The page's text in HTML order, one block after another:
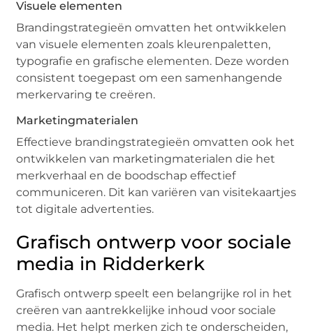
Visuele elementen
Brandingstrategieën omvatten het ontwikkelen
van visuele elementen zoals kleurenpaletten,
typografie en grafische elementen. Deze worden
consistent toegepast om een samenhangende
merkervaring te creëren.
Marketingmaterialen
Effectieve brandingstrategieën omvatten ook het
ontwikkelen van marketingmaterialen die het
merkverhaal en de boodschap effectief
communiceren. Dit kan variëren van visitekaartjes
tot digitale advertenties.
Grafisch ontwerp voor sociale
media in Ridderkerk
Grafisch ontwerp speelt een belangrijke rol in het
creëren van aantrekkelijke inhoud voor sociale
media. Het helpt merken zich te onderscheiden,